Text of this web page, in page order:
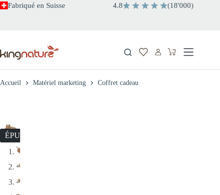
Passer
Fabriqué en Suisse 4.8 (18'000)
Panier
Accueil Matériel marketing Coffret cadeau
ÉPUISÉ